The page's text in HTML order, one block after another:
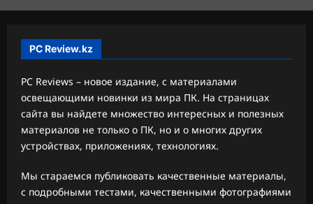
PC Review.kz
PC Reviews – новое издание, с материалами
освещающими новинки из мира ПК. На страницах
сайта вы найдете множество интересных и полезных
материалов не только о ПК, но и о многих других
устройствах, приложениях, технологиях.
Мы стараемся публиковать качественные материалы,
с подробными тестами, качественными фотографиями